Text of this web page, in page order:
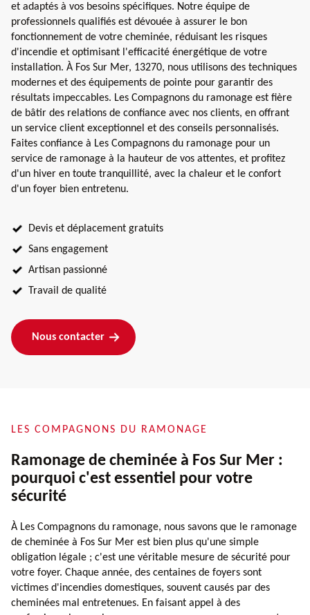
et adaptés à vos besoins spécifiques. Notre équipe de
professionnels qualifiés est dévouée à assurer le bon
fonctionnement de votre cheminée, réduisant les risques
d'incendie et optimisant l'efficacité énergétique de votre
installation. À Fos Sur Mer, 13270, nous utilisons des techniques
modernes et des équipements de pointe pour garantir des
résultats impeccables. Les Compagnons du ramonage est fière
de bâtir des relations de confiance avec nos clients, en offrant
un service client exceptionnel et des conseils personnalisés.
Faites confiance à Les Compagnons du ramonage pour un
service de ramonage à la hauteur de vos attentes, et profitez
d'un hiver en toute tranquillité, avec la chaleur et le confort
d'un foyer bien entretenu.
Devis et déplacement gratuits
Sans engagement
Artisan passionné
Travail de qualité
Nous contacter
LES COMPAGNONS DU RAMONAGE
Ramonage de cheminée à Fos Sur Mer :
pourquoi c'est essentiel pour votre
sécurité
À Les Compagnons du ramonage, nous savons que le ramonage
de cheminée à Fos Sur Mer est bien plus qu'une simple
obligation légale ; c'est une véritable mesure de sécurité pour
votre foyer. Chaque année, des centaines de foyers sont
victimes d'incendies domestiques, souvent causés par des
cheminées mal entretenues. En faisant appel à des